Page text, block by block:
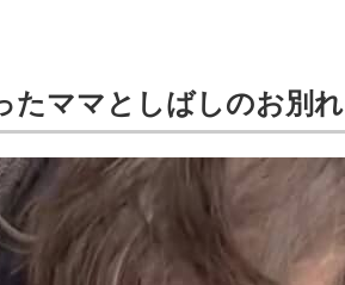
たママとしばしのお別れ